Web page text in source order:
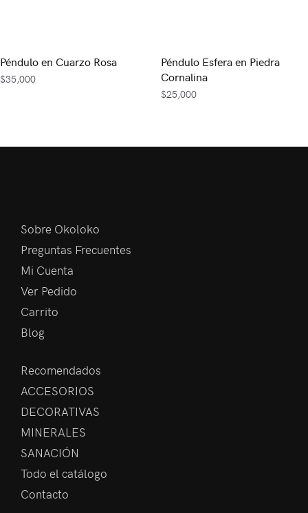
Péndulo en Cuarzo Rosa
$35,000
Péndulo Esfera en Piedra
Cornalina
$25,000
Sobre Okoloko
Preguntas Frecuentes
Mi Cuenta
Ver Pedido
Carrito
Blog
Recomendados
ACCESORIOS
DECORATIVAS
MINERALES
SANACIÓN
Todo el catálogo
Contacto